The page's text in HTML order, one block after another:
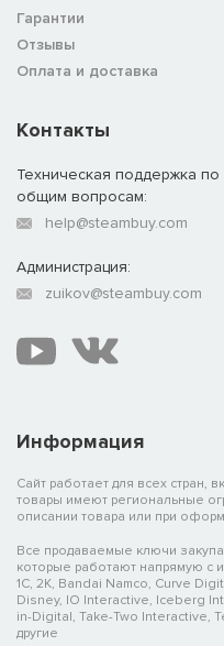
Гарантии
Отзывы
Оплата и доставка
Информация
Сайт работает для всех
товары имеют региональные
описании товара или при
Все продаваемые ключи
которые работают напрямую с
1C, 2K, Bandai Namco, Curve
Disney, IO Interactive, Iceberg
in-Digital, Take-Two Interactive,
другие
Контакты
Техническая поддержка по
общим вопросам:
help@steambuy.com
Администрация:
zuikov@steambuy.com